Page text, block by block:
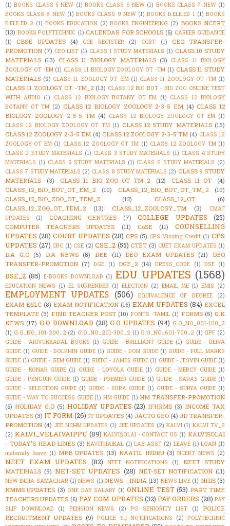
(1) BOOKS CLASS 5 NEW (1) BOOKS CLASS 6 NEW (1) BOOKS CLASS 7 NEW (1)
BOOKS CLASS 8 NEW (1) BOOKS CLASS 9 NEW (1) BOOKS D.ELE.ED 1 (1) BOOKS
D.ELE.ED 2 (1) BOOKS EDUCATION (2) BOOKS ENGINEERING (2) BOOKS NCERT
(13) BOOKS POLYTECHNIC (1) CALENDAR FOR SCHOOLS (6) CAREER GUIDANCE
(1)
CBSE UPDATES (4) CCE REGISTER (2) CCRT (1)
CEO TRANSFER-
PROMOTION (7) CEO LIST (1) CLASS 1 STUDY MATERIALS (1) CLASS 10 STUDY
MATERIALS (13) CLASS 11 BIOLOGY MATERIALS (3) CLASS 11 BIOLOGY
ZOOLOGY OT -EM (1) CLASS 11 BIOLOGY ZOOLOGY OT -TM (1) CLASS 11 STUDY
MATERIALS (9) CLASS 11 ZOOLOGY OT -EM (1) CLASS 11 ZOOLOGY OT -TM (1)
CLASS 11 ZOOLOGY OT -TM_2 (13) CLASS 12 BIO BOT - BIO ZOO ONLINE TEST
WITH AUDIO (1) CLASS 12 BIOLOGY BOTANY OT EM (1) CLASS 12 BIOLOGY
BOTANY OT TM (2) CLASS 12 BIOLOGY ZOOLOGY 2-3-5 EM (4) CLASS 12
BIOLOGY ZOOLOGY 2-3-5 TM (4) CLASS 12 BIOLOGY ZOOLOGY OT EM (1)
CLASS 12 BIOLOGY ZOOLOGY OT TM (1) CLASS 12 STUDY MATERIALS (15)
CLASS 12 ZOOLOGY 2-3-5 EM (4) CLASS 12 ZOOLOGY 2-3-5 TM (4) CLASS 12
ZOOLOGY OT EM (1) CLASS 12 ZOOLOGY OT TM (1) CLASS 12 ZOOLOGY TM (1)
CLASS 2 STUDY MATERIALS (1) CLASS 3 STUDY MATERIALS (1) CLASS 4 STUDY
MATERIALS (1) CLASS 5 STUDY MATERIALS (1) CLASS 6 STUDY MATERIALS (2)
CLASS 7 STUDY MATERIALS (2) CLASS 8 STUDY MATERIALS (2) CLASS 9 STUDY
MATERIALS
(3) CLASS_11_BIO_ZOO_OT_TM_2 (12) CLASS_11_OT
(4)
CLASS_12_BIO_BOT_OT_EM_2
(10) CLASS_12_BIO_BOT_OT_TM_2
(10)
CLASS_12_BIO_ZOO_OT_TEM_2
(12) CLASS_12_OT
(6)
CLASS_12_ZOO_OT_TEM_2
(13) CLASS_12_ZOOLOGY_TM (3)
CMAT
UPDATES
(1) COACHING CENTRES (7) COLLEGE UPDATES (25)
COMPUTER TEACHERS UPDATES (11) CoSE (11)
COUNSELLING
UPDATES (28) COURT UPDATES (28) CPS (5) CPS Missing Credit (1) CPS
UPDATES (27) CRC (1) CSE (2) CSE_2 (55) CTET (3) CUET EXAM UPDATES (1)
D.A G.O (5) D.A NEWS (8) DEE (11) DEO EXAM UPDATES (21)
DEO
TRANSFER-PROMOTION (7) DGE (1) DGE_2 (14) DRESS_CODE (1) DSE (1)
DSE_2 (85) E-BOOKS DOWNLOAD (1) EDU UPDATES (1568)
EDUCATION NEWS (1) EL SURRENDER (1) ELECTION (2) EMAIL ME (1) EMIS (2)
EMPLOYMENT UPDATES (506) EQUIVALENCE OF DEGREE (2)
EXAM ESLC (8) EXAM NOTIFICATION (16) EXAM UPDATES (84) EXCEL
TEMPLATE (3) FIND TEACHER POST (10) FONTS -TAMIL (1) FORMS (5) G.K
NEWS (17) G.O DOWNLOAD (28) G.O UPDATES (94) G.O_NO_001-100_2
(1) G.O_NO_101-200_2 (2) G.O_NO_201-300_2 (1) G.O_NO_601-700_2 (1) GPF (2)
GUIDE - ARIVUKKADAL BOOKS (1) GUIDE - BRILLIANT GUIDE (1) GUIDE - DEIVA
GUIDE (1) GUIDE - DOLPHIN GUIDE (1) GUIDE - DON GUIDE (1) GUIDE - FULL MARKS
GUIDE (1) GUIDE - GEM GUIDE (1) GUIDE - JAMES GUIDE (1) GUIDE - JESVIN GUIDE (1)
GUIDE - KONAR GUIDE (1) GUIDE - LOYOLA GUIDE (1) GUIDE - MERCY GUIDE (1)
GUIDE - PENGUIN GUIDE (1) GUIDE - PREMIER GUIDE (1) GUIDE - SARAS GUIDE (1)
GUIDE - SELECTION GUIDE (1) GUIDE - SURA GUIDE (1) GUIDE - SURYA GUIDE (1)
GUIDE - WAY TO SUCCESS GUIDE (1) HM GUIDE (1) HM TRANSFER-PROMOTION
(6) HOLIDAY G.O (5) HOLIDAY UPDATES (23) IFHRMS (3) INCOME TAX
UPDATES (3) IT FORM (26) IT UPDATES (4) JACTO GEO (4) JD TRANSFER-
PROMOTION (4) JEE NCHM UPDATES (1) JEE UPDATES (2) KALVI (1) KALVI TV_2
(2) KALVI_VELAIVAIPPU (89) KALVISOLAI - CONTACT US (1) KALVISOLAI
- TODAY'S HEAD LINES (3) KAVITHAIKAL (1) LAB ASST (2) LEAVE (1) LOAN (1)
maternity leave (1) MRB UPDATES (13) NAATIL INDRU (3) NCERT NEWS (2)
NEET EXAM UPDATES (82) NEET NOTIFICATIONS (1)
NEET STUDY
MATERIALS (9) NET-SET UPDATES (28) NET-SET NOTIFICATION (11)
NEW INDIA SAMACHAR (1) NEWS (1) NEWS - INDIA (13) NEWS LIVE (1) NHIS (3)
NMMS UPDATES (3) ONE DAY SALARY (1) ONLINE TEST (53) PART TIME
TEACHERS UPDATES (6) PAY COM UPDATES (32) PAY ORDERS (28) PAY
SLIP DOWNLOAD
(1) PENSION NEWS (2) PG SENIORITY LIST (1)
POLICE
RECRUITMENT UPDATES (9) POLICE S.I NOTIFICATIONS (2) POLYTECHNIC